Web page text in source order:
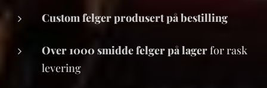
Custom felger produsert på bestilling
Over 1000 smidde felger på lagerfor rask
levering